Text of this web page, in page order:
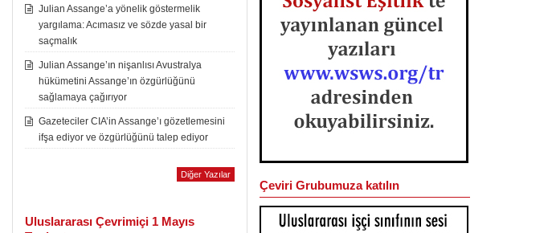
Julian Assange’a yönelik göstermelik
yargılama: Acımasız ve sözde yasal bir
saçmalık
Julian Assange’ın nişanlısı Avustralya
hükümetini Assange’ın özgürlüğünü
sağlamaya çağırıyor
Gazeteciler CIA’in Assange’ı gözetlemesini
ifşa ediyor ve özgürlüğünü talep ediyor
Diğer Yazılar
Uluslararası Çevrimiçi 1 Mayıs
Çeviri Grubumuza katılın